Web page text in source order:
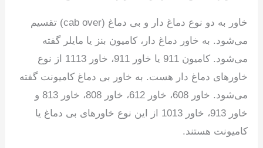
خاور به دو نوع دماغ دار و بی دماغ (cab over) تقسیم
می‌شود. به خاور دماغ دار، کامیون بنز یا مایلر گفته
می‌شود. کامیون 911 یا خاور 911، خاور 1113 از نوع
خاورهای دماغ دار هست. به خاور بی دماغ کامیونت گفته
می‌شود. خاور 608، خاور 612، خاور 808، خاور 813 و
خاور 913، خاور 1013 از این نوع خاورهای بی دماغ یا
کامیونت هستند.